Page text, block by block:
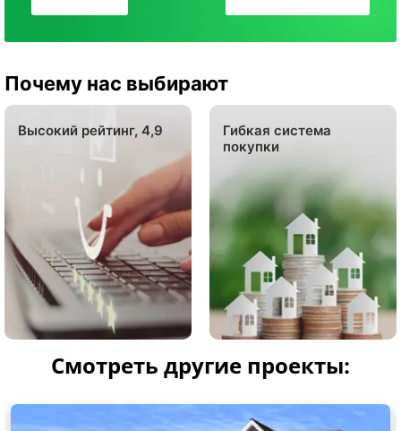
Почему нас выбирают
Высокий рейтинг, 4,9
Гибкая система
покупки
Смотреть другие проекты: